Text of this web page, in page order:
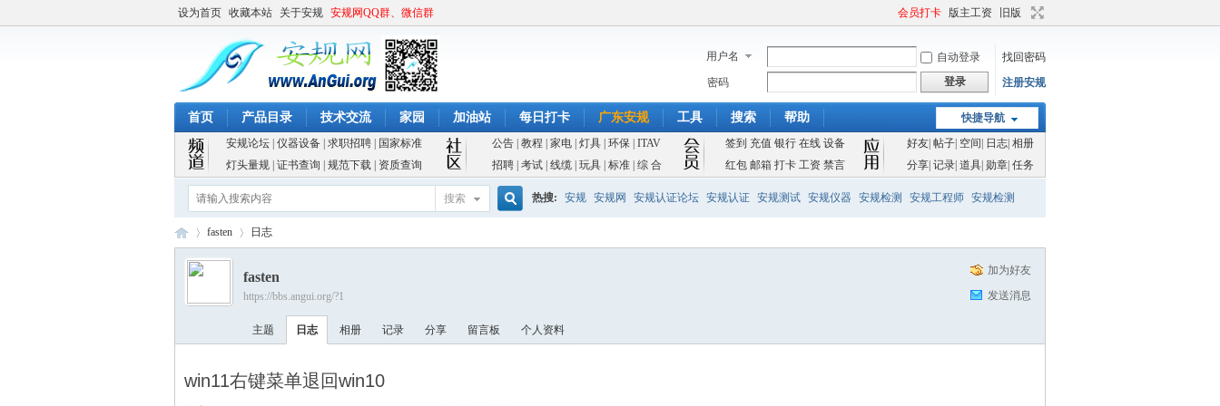
设为首页 收藏本站 关于安规 安规网QQ群、微信群 会员打卡 版主工资 旧版
用户名 自动登录
找回密码
密码
登录 注册安规
快捷导航
首页 产品目录 技术交流 家园 加油站 每日打卡 广东安规 工具 搜索 帮助
安规论坛 仪器设备 求职招聘 国家标准 公告 教程 家电 灯具 环保 ITAV 签到 充值 银行 在线 设备 好友| 帖子| 空间 日志| 相册
灯头量规 证书查询 规范下载 资质查询 招聘| 考试| 线缆| 玩具| 标准| 综 合 红包 邮箱 打卡 工资 禁言 分享| 记录| 道具| 勋章| 任务
搜索 热搜: 安规 安规网 安规认证论坛 安规认证 安规测试 安规仪器 安规检测 安规工程师 安规检测
›
fasten 日志
加为好友
发送消息
fasten
https://bbs.angui.org/?1
主题 日志 相册 记录 分享 留言板 个人资料
win11右键菜单退回win10
IPX1到IPX8全套防水设备